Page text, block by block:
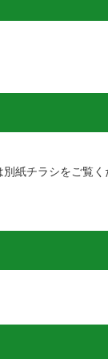
紙チラシをご覧く